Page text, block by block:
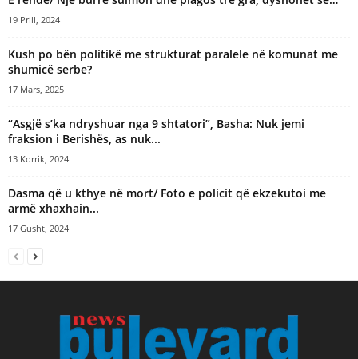
19 Prill, 2024
Kush po bën politikë me strukturat paralele në komunat me
shumicë serbe?
17 Mars, 2025
“Asgjë s’ka ndryshuar nga 9 shtatori”, Basha: Nuk jemi
fraksion i Berishës, as nuk...
13 Korrik, 2024
Dasma që u kthye në mort/ Foto e policit që ekzekutoi me
armë xhaxhain...
17 Gusht, 2024